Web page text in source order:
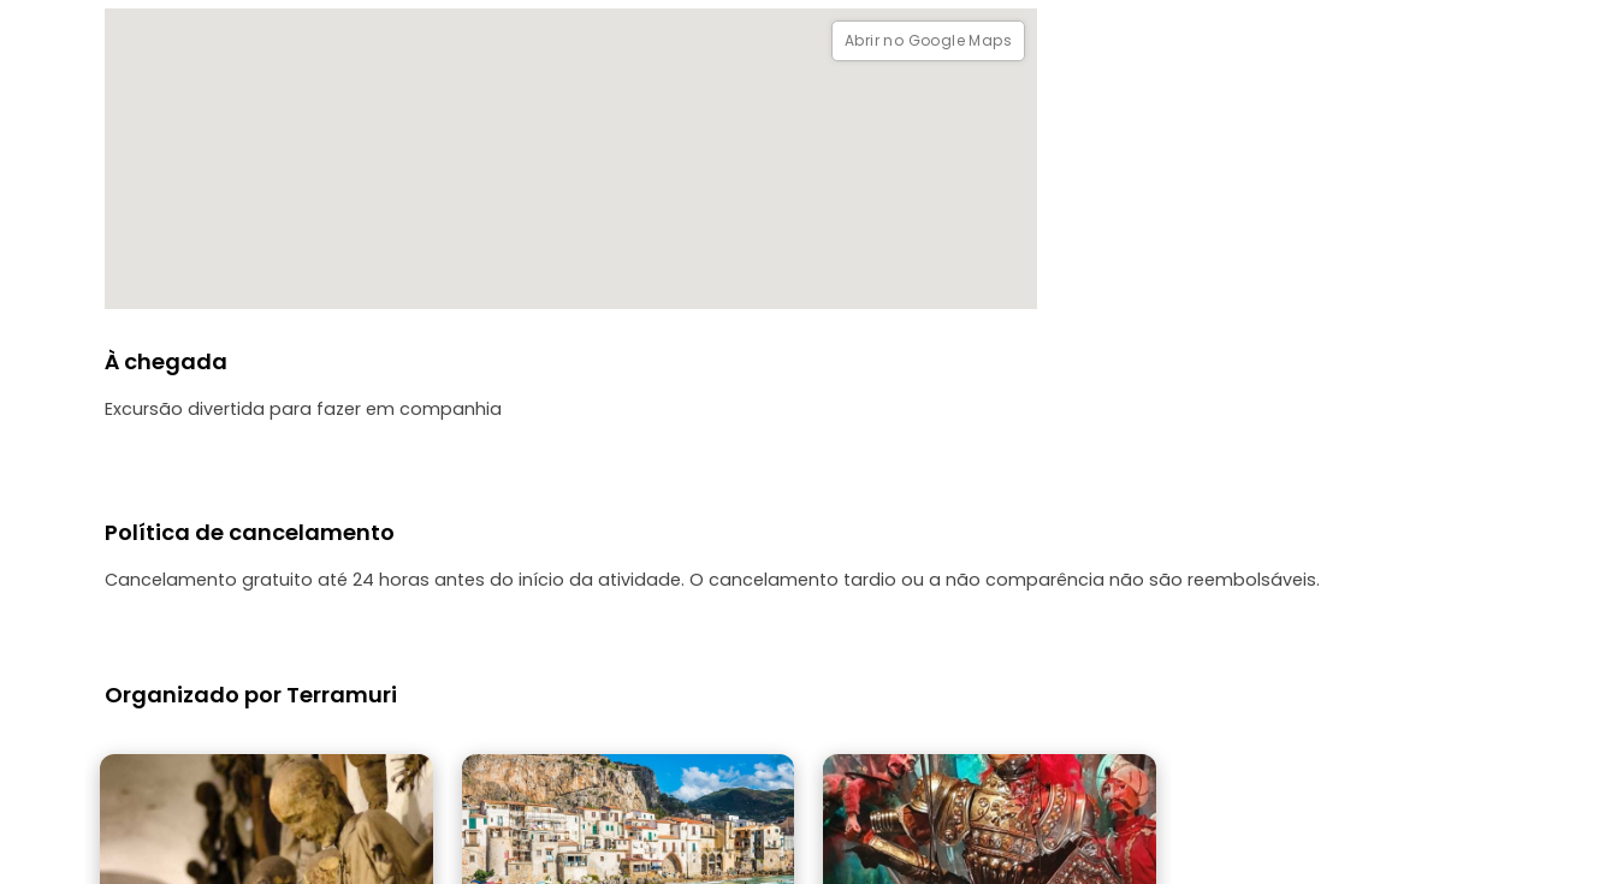
Abrir no Google Maps
À chegada
Excursão divertida para fazer em companhia
Política de cancelamento
Cancelamento gratuito até 24 horas antes do início da atividade. O cancelamento tardio ou a não comparência não são reembolsáveis.
Organizado por Terramuri